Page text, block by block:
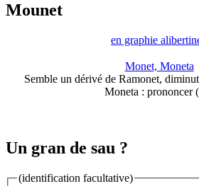
Mounet
en graphie
Monet, Moneta
Semble un dérivé de Ramonet,
Moneta :
Un gran de sau ?
(identification facultative)